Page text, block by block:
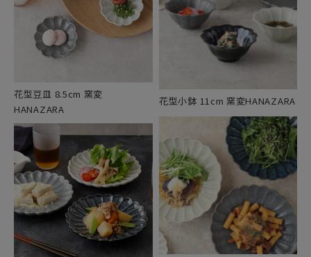
花型豆皿 8.5cm 窯変
HANAZARA
花型小鉢 11cm 窯変HANAZARA